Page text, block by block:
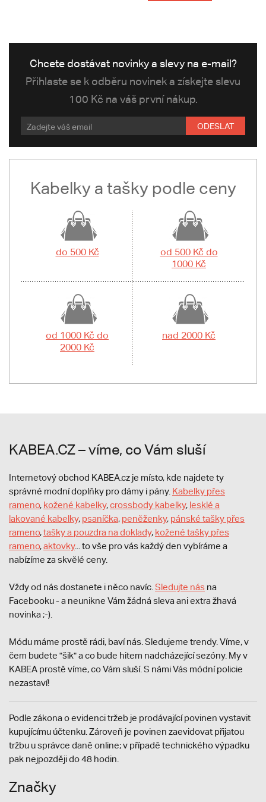
Chcete dostávat novinky a slevy na e-mail?
Přihlaste se k odběru novinek a získejte slevu
100 Kč na váš první nákup.
ODESLAT
Kabelky a tašky podle ceny
do 500 Kč
od 500 Kč do
1000 Kč
od 1000 Kč do
2000 Kč
nad 2000 Kč
KABEA.CZ – víme, co Vám sluší
Internetový obchod KABEA.cz je místo, kde najdete ty
správné modní doplňky pro dámy i pány. Kabelky přes
rameno, kožené kabelky,crossbody kabelky, lesklé a
lakované kabelky, psaníčka, peněženky, pánské tašky přes
rameno,tašky a pouzdra na doklady, kožené tašky přes
rameno,aktovky... to vše pro vás každý den vybíráme a
nabízíme za skvělé ceny.
Vždy od nás dostanete i něco navíc. Sledujte nás na
Facebooku - a neunikne Vám žádná sleva ani extra žhavá
novinka ;-).
Módu máme prostě rádi, baví nás. Sledujeme trendy. Víme, v
čem budete "šik" a co bude hitem nadcházející sezóny. My v
KABEA prostě víme, co Vám sluší. S námi Vás módní policie
nezastaví!
Podle zákona o evidenci tržeb je prodávající povinen vystavit
kupujícímu účtenku. Zároveň je povinen zaevidovat přijatou
tržbu u správce daně online; v případě technického výpadku
pak nejpozději do 48 hodin.
Značky